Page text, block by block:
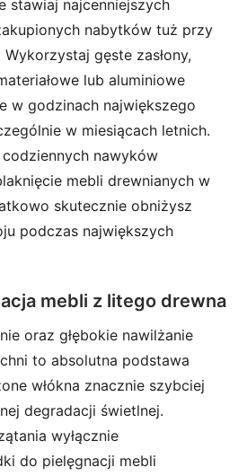
stawiaj najcenniejszych
nabytków tuż przy
gęste zasłony,
lub aluminiowe
w godzinach największego
w miesiącach letnich.
nawyków
mebli drewnianych w
skutecznie obniżysz
podczas największych
mebli z litego drewna
oraz głębokie nawilżanie
to absolutna podstawa
włókna znacznie szybciej
degradacji świetlnej.
wyłącznie
do pielęgnacji mebli